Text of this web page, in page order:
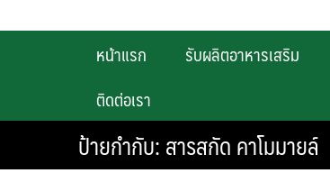
หน้าแรก รับผลิตอาหารเสริม
ติดต่อเรา
ป้ายกำกับ:สารสกัด คาโมมายล์